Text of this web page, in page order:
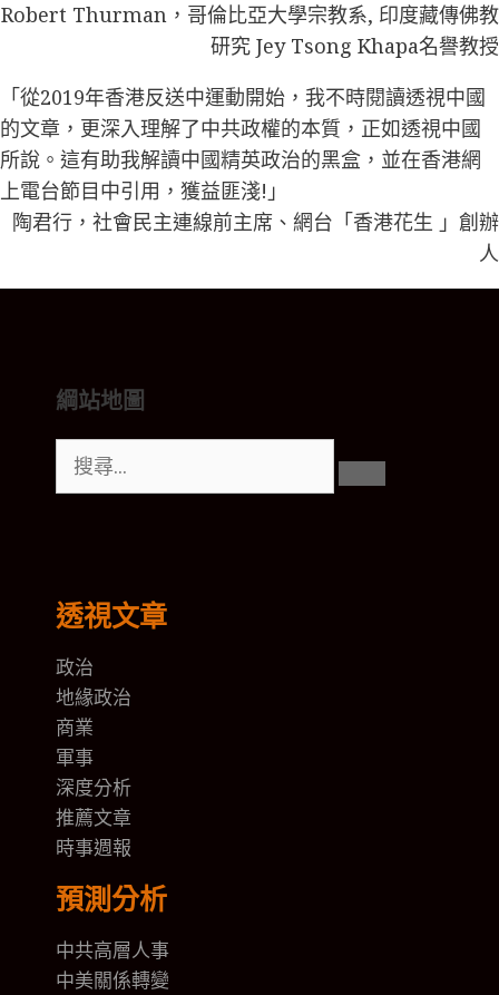
Robert Thurman，哥倫比亞大學宗教系, 印度藏傳佛教
研究 Jey Tsong Khapa名譽教授
「從2019年香港反送中運動開始，我不時閱讀透視中國
的文章，更深入理解了中共政權的本質，正如透視中國
所說。這有助我解讀中國精英政治的黑盒，並在香港網
上電台節目中引用，獲益匪淺!」
陶君行，社會民主連線前主席、網台「香港花生 」創辦
人
綱站地圖
透視文章
政治
地緣政治
商業
軍事
深度分析
推薦文章
時事週報
預測分析
中共高層人事
中美關係轉變